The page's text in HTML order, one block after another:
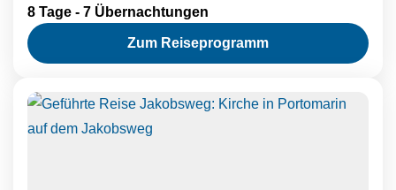
8 Tage - 7 Übernachtungen
Zum Reiseprogramm